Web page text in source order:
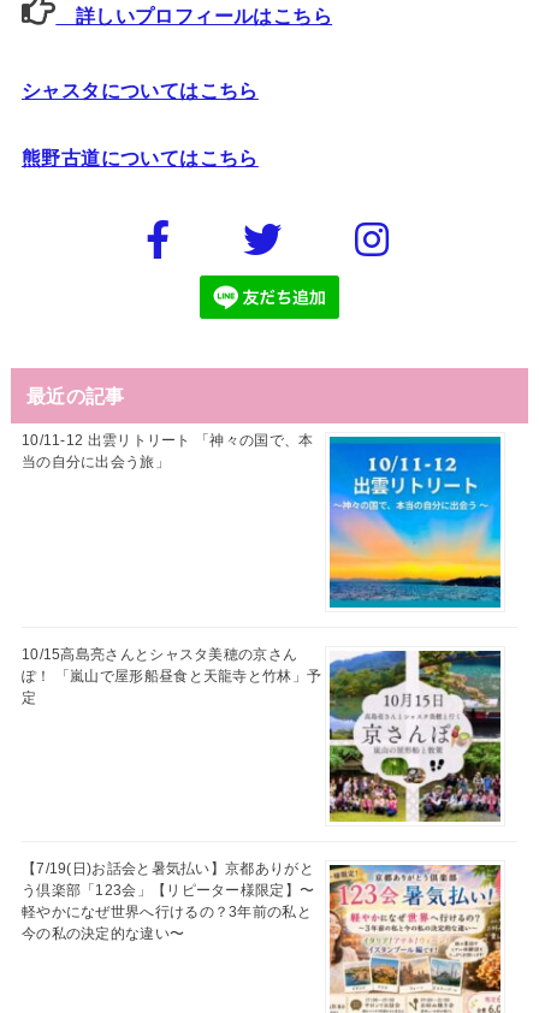
詳しいプロフィールはこちら
シャスタについてはこちら
熊野古道についてはこちら
最近の記事
10/11-12 出雲リトリート 「神々の国で、本
当の自分に出会う旅」
10/15高島亮さんとシャスタ美穂の京さん
ぽ！ 「嵐山で屋形船昼食と天龍寺と竹林」予
定
【7/19(日)お話会と暑気払い】京都ありがと
う倶楽部「123会」【リピーター様限定】〜
軽やかになぜ世界へ行けるの？3年前の私と
今の私の決定的な違い〜